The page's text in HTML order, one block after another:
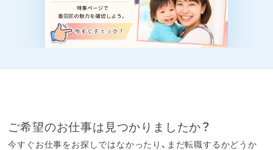
（ミライスクール深町校での勤務となります）。
ただし、将来的な事業所拡大にともない、変更と
なる可能性があります。
絡ください。
ご希望のお仕事は見つかりましたか？
今すぐお仕事をお探しではなかったり、まだ転職するかどうか